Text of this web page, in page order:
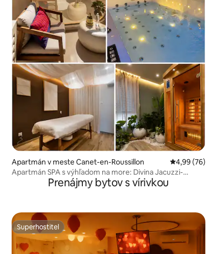
Apartmán v meste Canet-en-Roussillon Priemerné
4,99 (76)
Apartmán SPA s výhľadom na more: Divina Jacuzzi-
Sauna-MasážPrenájmy bytov s vírivkou
Superhostiteľ
Superhostiteľ